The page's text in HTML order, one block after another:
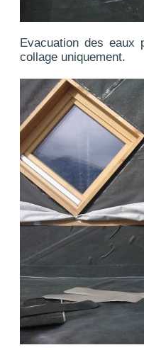
Evacuation des eaux
collage uniquement.